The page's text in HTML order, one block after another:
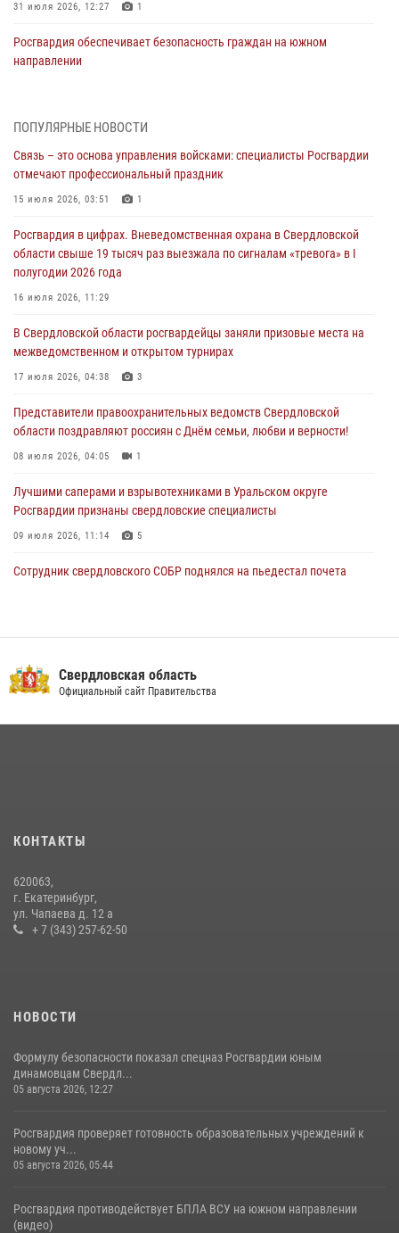
31 июля 2026, 12:27 1
Росгвардия обеспечивает безопасность граждан на южном
направлении
Представитель Управления Росгвардии по Свердловской области
«Телекон»
30 июля 2026, 11:33
спартакиады «Динамо» памяти погибшего офицера милиции
Православные священники поддержали росгвардейцев в зоне СВО
Свердловские росгвардейцы завоевали медали на окружном
чемпионате по комплексному единоборству
ПОПУЛЯРНЫЕ НОВОСТИ
Связь – это основа управления войсками: специалисты Росгвардии
отмечают профессиональный праздник
15 июля 2026, 03:51 1
Росгвардия в цифрах. Вневедомственная охрана в Свердловской
области свыше 19 тысяч раз выезжала по сигналам «тревога» в I
полугодии 2026 года
16 июля 2026, 11:29
В Свердловской области росгвардейцы заняли призовые места на
межведомственном и открытом турнирах
17 июля 2026, 04:38 3
Представители правоохранительных ведомств Свердловской
области поздравляют россиян с Днём семьи, любви и верности!
08 июля 2026, 04:05 1
Лучшими саперами и взрывотехниками в Уральском округе
Росгвардии признаны свердловские специалисты
09 июля 2026, 11:14 5
Сотрудник свердловского СОБР поднялся на пьедестал почета
Свердловской области по комплексному единоборству
07 июля 2026, 10:39 3
10 июля 2026, 12:35
турнире по хоккею
14 июля 2026, 11:06
Свердловская область
Официальный сайт Правительства
КОНТАКТЫ
620063,
г. Екатеринбург,
ул. Чапаева д. 12 а
+ 7 (343) 257-62-50
НОВОСТИ
Формулу безопасности показал спецназ Росгвардии юным
динамовцам Свердл...
05 августа 2026, 12:27
Росгвардия проверяет готовность образовательных учреждений к
новому уч...
05 августа 2026, 05:44
Росгвардия противодействует БПЛА ВСУ на южном направлении
(видео)